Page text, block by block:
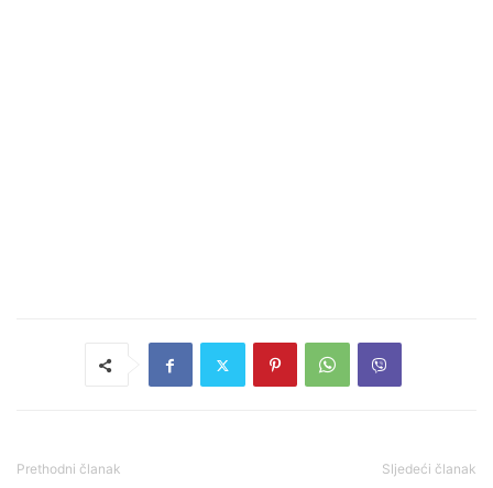
Prethodni članak Sljedeći članak